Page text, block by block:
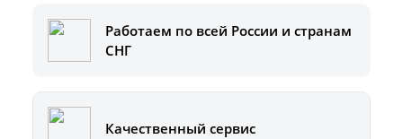
Работаем по всей России и странам
СНГ
Качественный сервис